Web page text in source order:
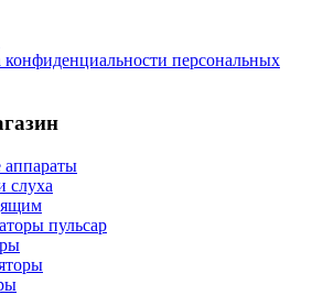
персональных
слуха
пульсар